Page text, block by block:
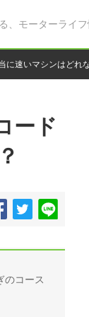
モーターライフ
に速いマシンはどれ
ード
のコース